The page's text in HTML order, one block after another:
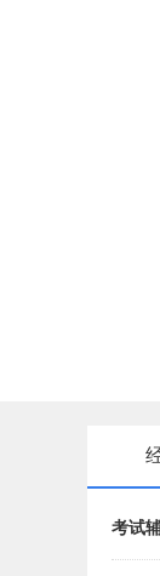
考试